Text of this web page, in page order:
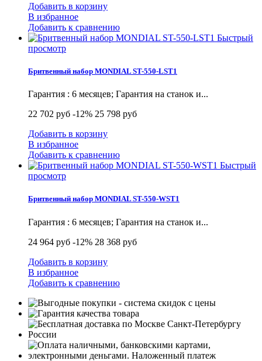
Добавить в корзину
В избранное
Добавить к сравнению
Быстрый
просмотр
Бритвенный набор MONDIAL ST-550-LST1
Гарантия : 6 месяцев; Гарантия на станок и...
22 702 руб -12% 25 798 руб
Добавить в корзину
В избранное
Добавить к сравнению
Быстрый
просмотр
Бритвенный набор MONDIAL ST-550-WST1
Гарантия : 6 месяцев; Гарантия на станок и...
24 964 руб -12% 28 368 руб
Добавить в корзину
В избранное
Добавить к сравнению